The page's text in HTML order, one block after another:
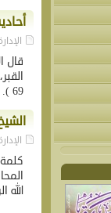
قال
69 ). سُئل الإمام موسى الكاظم عليه...
الله